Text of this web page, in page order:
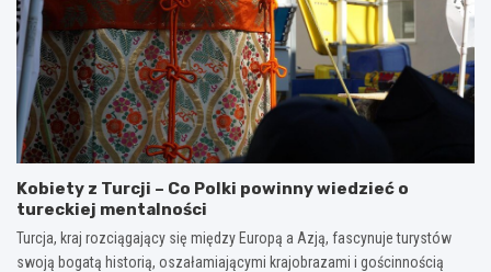
Kobiety z Turcji – Co Polki powinny wiedzieć o
tureckiej mentalności
Turcja, kraj rozciągający się między Europą a Azją, fascynuje turystów
swoją bogatą historią, oszałamiającymi krajobrazami i gościnnością